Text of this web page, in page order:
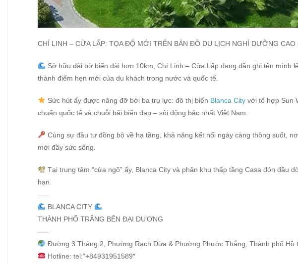
CHÍ LINH – CỬA LẤP: TỌA ĐỘ MỚI TRÊN BẢN ĐỒ DU LỊCH NGHỈ DƯỠNG CAO
Sở hữu dải bờ biển dài hơn 10km, Chí Linh – Cửa Lấp đang dần ghi tên mình
thành điểm hẹn mới của du khách trong nước và quốc tế.
Sức hút ấy được nâng đỡ bởi ba trụ lực: đô thị biển Blanca Cityvới tổ hợp Sun
chuẩn quốc tế và chuỗi bãi biển đẹp – sôi động bậc nhất Việt Nam.
Cùng sự đầu tư đồng bộ về hạ tầng, khả năng kết nối ngày càng thông suốt,
mới đầy sức sống.
Tại trung tâm “cửa ngõ” ấy, Blanca City và phân khu thấp tầng Casa đón đầu
hạn.
—–
BLANCA CITY
THÀNH PHỐ TRẮNG BÊN ĐẠI DƯƠNG
—–
Đường 3 Tháng 2, Phường Rạch Dừa & Phường Phước Thắng, Thành phố Hồ
Hotline: tel:”+84931951589″